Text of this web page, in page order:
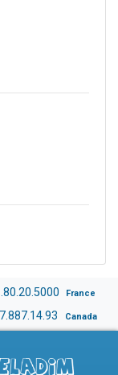
France
Canada